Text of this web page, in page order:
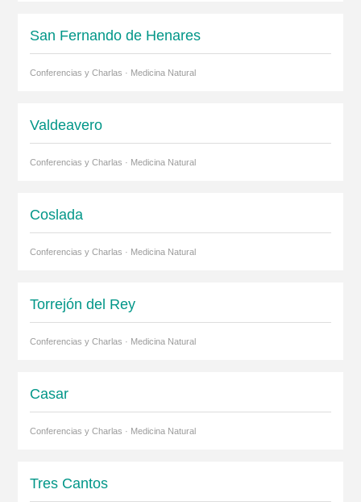
San Fernando de Henares
Conferencias y Charlas · Medicina Natural
Valdeavero
Conferencias y Charlas · Medicina Natural
Coslada
Conferencias y Charlas · Medicina Natural
Torrejón del Rey
Conferencias y Charlas · Medicina Natural
Casar
Conferencias y Charlas · Medicina Natural
Tres Cantos